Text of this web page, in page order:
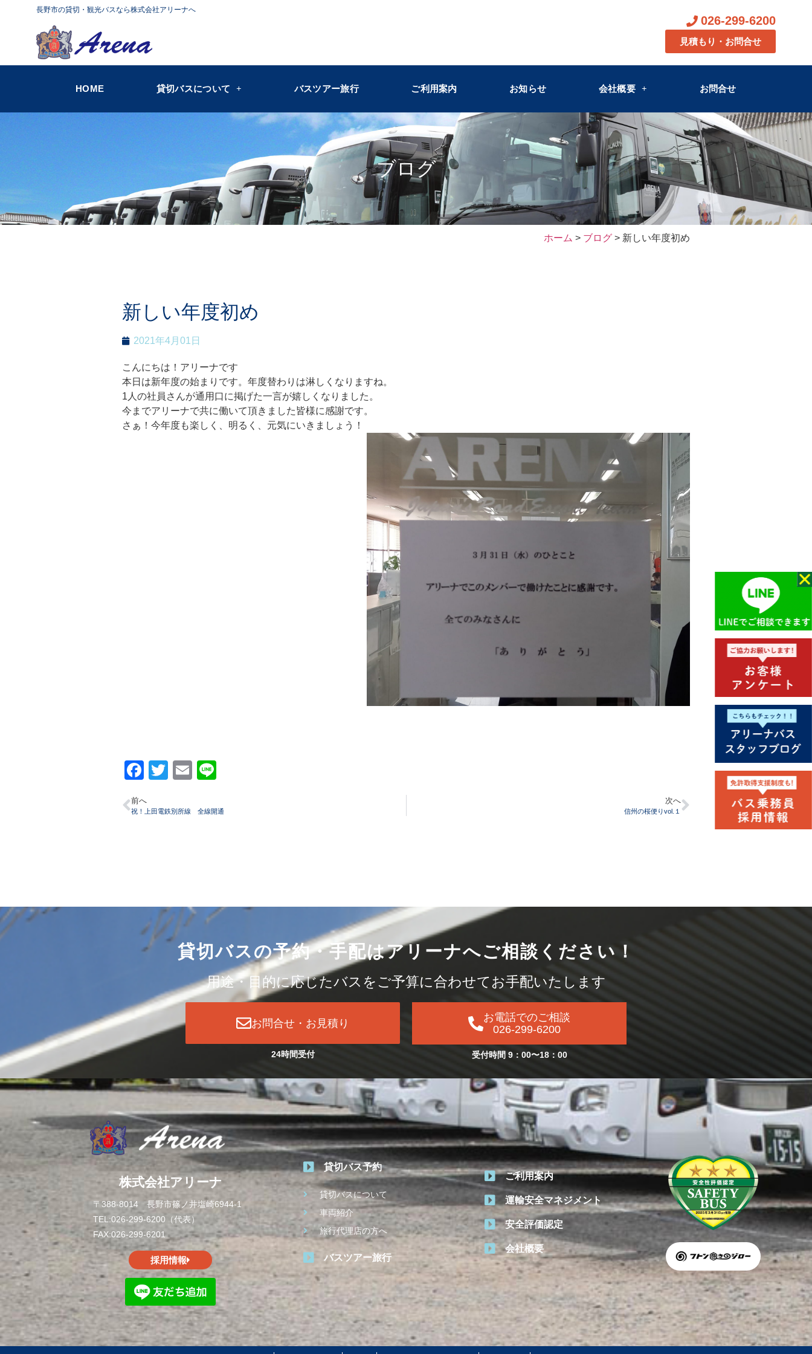
長野市の貸切・観光バスなら株式会社アリーナへ
026-299-6200
見積もり・お問合せ
HOME 貸切バスについて バスツアー旅行 ご利用案内 お知らせ 会社概要 お問合せ
ブログ
ホーム > ブログ > 新しい年度初め
新しい年度初め
2021年4月01日
こんにちは！アリーナです
本日は新年度の始まりです。年度替わりは淋しくなりますね。
1人の社員さんが通用口に掲げた一言が嬉しくなりました。
今までアリーナで共に働いて頂きました皆様に感謝です。
さぁ！今年度も楽しく、明るく、元気にいきましょう！
Facebook
TwitterEmail
前へ
祝！上田電鉄別所線 全線開通
次へ
信州の桜便りvol.１
貸切バスの予約・手配はアリーナへご相談ください！
用途・目的に応じたバスをご予算に合わせてお手配いたします
お問合せ・お見積り
24時間受付
お電話でのご相談
026-299-6200
受付時間 9：00〜18：00
株式会社アリーナ
〒388-8014 長野市篠ノ井塩崎6944-1
TEL:026-299-6200（代表）
FAX:026-299-6201
採用情報
貸切バス予約
貸切バスについて
車両紹介
旅行代理店の方へ
バスツアー旅行
ご利用案内
運輸安全マネジメント
安全評価認定
会社概要